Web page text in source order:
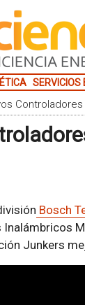
SERVICIOS
Bosch
Junkers